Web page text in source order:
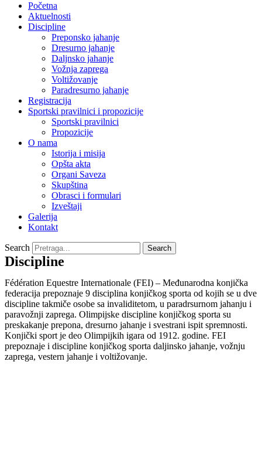
Početna
Aktuelnosti
Discipline
Preponsko jahanje
Dresurno jahanje
Daljnsko jahanje
Vožnja zaprega
Voltižovanje
Paradresurno jahanje
Registracija
Sportski pravilnici i propozicije
Sportski pravilnici
Propozicije
O nama
Istorija i misija
Opšta akta
Organi Saveza
Skupština
Obrasci i formulari
Izveštaji
Galerija
Kontakt
Search Search
Discipline
Fédération Equestre Internationale (FEI) – Međunarodna konjička
federacija prepoznaje 9 disciplina konjičkog sporta od kojih se u dve
discipline takmiče osobe sa invaliditetom, u paradrsurnom jahanju i
paravožnji zaprega. Olimpijske discipline konjičkog sporta su
preskakanje prepona, dresurno jahanje i svestrani ispit spremnosti.
Konjički sport je deo Olimpijkih igara od 1912. godine. FEI
prepoznaje i discipline konjičkog sporta daljinsko jahanje, vožnju
zaprega, vestern jahanje i voltižovanje.